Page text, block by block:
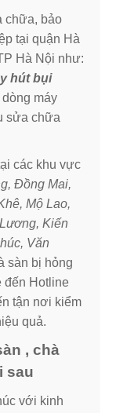
chữa, bảo
tại quận Hà
Hà Nội như:
hút bụi
máy
sửa chữa
các khu vực
Đồng Mai,
Mộ Lao,
Kiến
Văn
sàn bị hỏng
đến Hotline
tận nơi kiểm
quả.
, chà
sau
với kinh